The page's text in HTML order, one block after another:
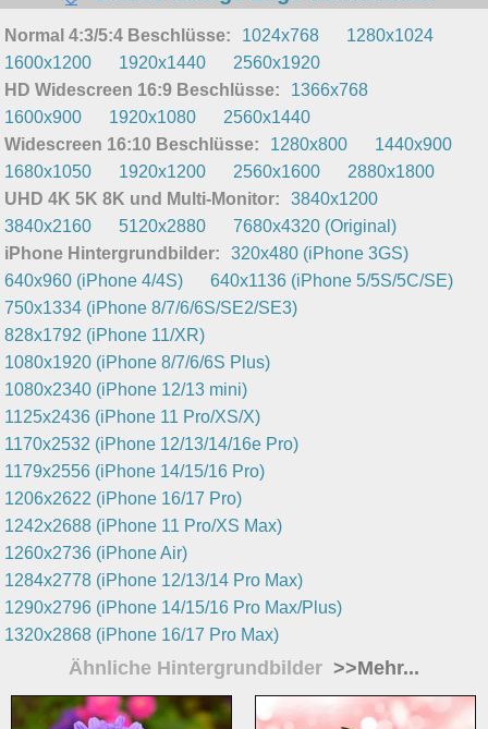
Normal 4:3/5:4 Beschlüsse: 1024x768
1280x1024
1600x1200
1920x1440
2560x1920
HD Widescreen 16:9 Beschlüsse:
1366x768
1600x900
1920x1080
2560x1440
Widescreen 16:10 Beschlüsse:
1280x800
1440x900
1680x1050
1920x1200 2560x1600
2880x1800
UHD 4K 5K 8K und Multi-Monitor:
3840x1200
3840x2160
5120x2880
7680x4320 (Original)
iPhone Hintergrundbilder:
320x480 (iPhone 3GS)
640x960 (iPhone 4/4S)
640x1136 (iPhone 5/5S/5C/SE)
750x1334 (iPhone 8/7/6/6S/SE2/SE3)
828x1792 (iPhone 11/XR)
1080x1920 (iPhone 8/7/6/6S Plus)
1080x2340 (iPhone 12/13 mini)
1125x2436 (iPhone 11 Pro/XS/X)
1170x2532 (iPhone 12/13/14/16e Pro)
1179x2556 (iPhone 14/15/16 Pro)
1206x2622 (iPhone 16/17 Pro)
1242x2688 (iPhone 11 Pro/XS Max)
1260x2736 (iPhone Air)
1284x2778 (iPhone 12/13/14 Pro Max)
1290x2796 (iPhone 14/15/16 Pro Max/Plus)
1320x2868 (iPhone 16/17 Pro Max)
Ähnliche Hintergrundbilder >>Mehr...